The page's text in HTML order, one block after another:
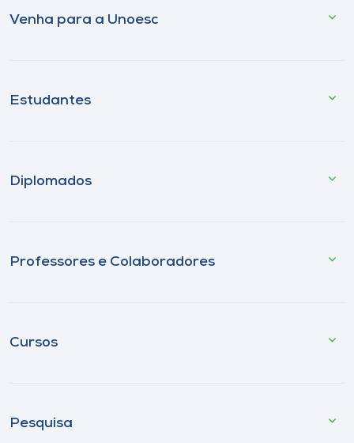
Venha para a Unoesc
Estudantes
Diplomados
Professores e Colaboradores
Cursos
Pesquisa